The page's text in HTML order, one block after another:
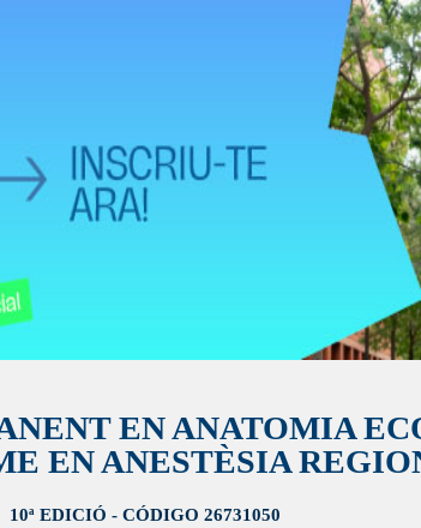
EN ANATOMIA
EN ANESTÈSIA
10ª EDICIÓ - CÓDIGO 26731050